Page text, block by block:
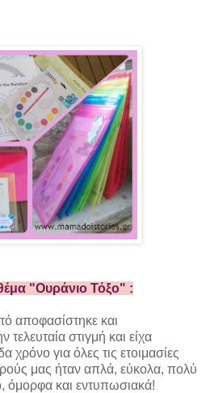
"Ουράνιο Τόξο" :
αποφασίστηκε και
στιγμή και είχα
χρόνο για όλες τις ετοιμασίες
μας ήταν απλά, εύκολα, πολύ
όμορφα και εντυπωσιακά!